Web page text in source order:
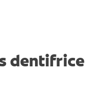
dentifrice